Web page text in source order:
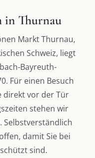
in Thurnau
Markt Thurnau,
Schweiz, liegt
Bayreuth-
Für einen Besuch
direkt vor der Tür
stehen wir
Selbstverständlich
damit Sie bei
sind.